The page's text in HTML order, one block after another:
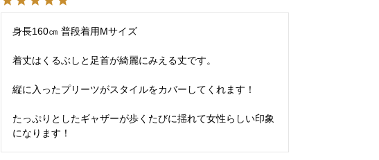
身長160㎝ 普段着用Mサイズ
着丈はくるぶしと足首が綺麗にみえる丈です。
縦に入ったプリーツがスタイルをカバーしてくれます！
たっぷりとしたギャザーが歩くたびに揺れて女性らしい印象
になります！